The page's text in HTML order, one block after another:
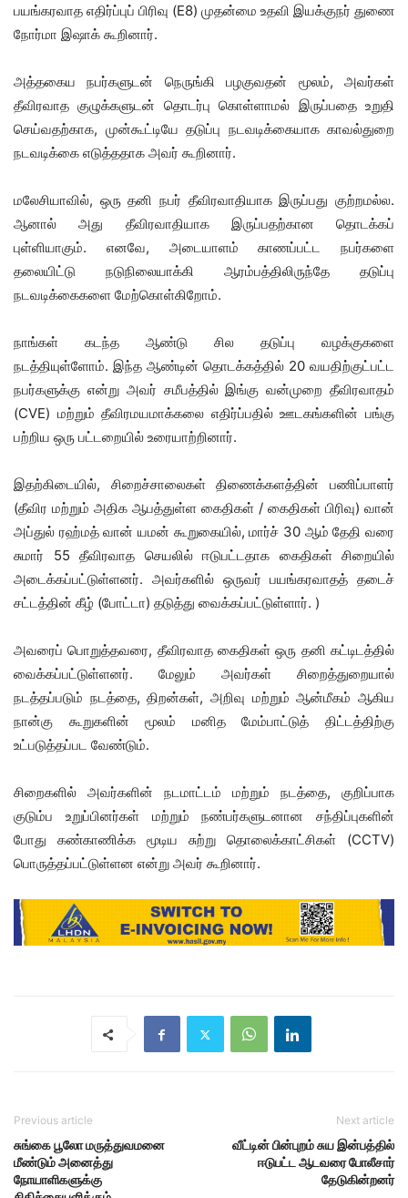
பயங்கரவாத எதிர்ப்புப் பிரிவு (E8) முதன்மை உதவி இயக்குநர் துணை
நோர்மா இஷாக் கூறினார்.
அத்தகைய நபர்களுடன் நெருங்கி பழகுவதன் மூலம், அவர்கள்
தீவிரவாத குழுக்களுடன் தொடர்பு கொள்ளாமல் இருப்பதை உறுதி
செய்வதற்காக, முன்கூட்டியே தடுப்பு நடவடிக்கையாக காவல்துறை
நடவடிக்கை எடுத்ததாக அவர் கூறினார்.
மலேசியாவில், ஒரு தனி நபர் தீவிரவாதியாக இருப்பது குற்றமல்ல.
ஆனால் அது தீவிரவாதியாக இருப்பதற்கான தொடக்கப்
புள்ளியாகும். எனவே, அடையாளம் காணப்பட்ட நபர்களை
தலையிட்டு நடுநிலையாக்கி ஆரம்பத்திலிருந்தே தடுப்பு
நடவடிக்கைகளை மேற்கொள்கிறோம்.
நாங்கள் கடந்த ஆண்டு சில தடுப்பு வழக்குகளை
நடத்தியுள்ளோம். இந்த ஆண்டின் தொடக்கத்தில் 20 வயதிற்குட்பட்ட
நபர்களுக்கு என்று அவர் சமீபத்தில் இங்கு வன்முறை தீவிரவாதம்
(CVE) மற்றும் தீவிரமயமாக்கலை எதிர்ப்பதில் ஊடகங்களின் பங்கு
பற்றிய ஒரு பட்டறையில் உரையாற்றினார்.
இதற்கிடையில், சிறைச்சாலைகள் திணைக்களத்தின் பணிப்பாளர்
(தீவிர மற்றும் அதிக ஆபத்துள்ள கைதிகள் / கைதிகள் பிரிவு) வான்
அப்துல் ரஹ்மத் வான் யமன் கூறுகையில், மார்ச் 30 ஆம் தேதி வரை
சுமார் 55 தீவிரவாத செயலில் ஈடுபட்டதாக கைதிகள் சிறையில்
அடைக்கப்பட்டுள்ளனர். அவர்களில் ஒருவர் பயங்கரவாதத் தடைச்
சட்டத்தின் கீழ் (போட்டா) தடுத்து வைக்கப்பட்டுள்ளார். )
அவரைப் பொறுத்தவரை, தீவிரவாத கைதிகள் ஒரு தனி கட்டிடத்தில்
வைக்கப்பட்டுள்ளனர். மேலும் அவர்கள் சிறைத்துறையால்
நடத்தப்படும் நடத்தை, திறன்கள், அறிவு மற்றும் ஆன்மீகம் ஆகிய
நான்கு கூறுகளின் மூலம் மனித மேம்பாட்டுத் திட்டத்திற்கு
உட்படுத்தப்பட வேண்டும்.
சிறைகளில் அவர்களின் நடமாட்டம் மற்றும் நடத்தை, குறிப்பாக
குடும்ப உறுப்பினர்கள் மற்றும் நண்பர்களுடனான சந்திப்புகளின்
போது கண்காணிக்க மூடிய சுற்று தொலைக்காட்சிகள் (CCTV)
பொருத்தப்பட்டுள்ளன என்று அவர் கூறினார்.
Previous article
சுங்கை பூலோ மருத்துவமனை
மீண்டும் அனைத்து
நோயாளிகளுக்கு
Next article
வீட்டின் பின்புறம் சுய இன்பத்தில்
ஈடுபட்ட ஆடவரை போலீசார்
தேடுகின்றனர்